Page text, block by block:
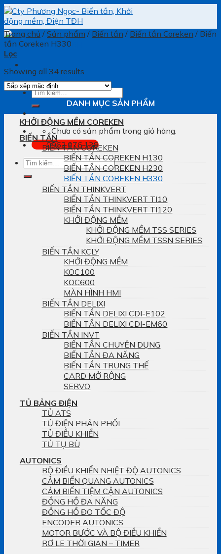
Skip
to
content
Tìm
Chưa có sản phẩm trong giỏ hàng.
0962.076.138
Tìm
Trang chủ / Sản phẩm / Biến tần / Biến tần Coreken / Biến
tần Coreken H330
Lọc
Showing all 34 results
DANH MỤC SẢN PHẨM
KHỞI ĐỘNG MỀM COREKEN
BIẾN TẦN
BIẾN TẦN COREKEN
BIẾN TẦN COREKEN H130
BIẾN TẦN COREKEN H230
BIẾN TẦN COREKEN H330
BIẾN TẦN THINKVERT
BIẾN TẦN THINKVERT TI10
BIẾN TẦN THINKVERT TI120
KHỞI ĐỘNG MỀM
KHỞI ĐỘNG MỀM TSS SERIES
KHỞI ĐỘNG MỀM TSSN SERIES
BIẾN TẦN KCLY
KHỞI ĐỘNG MỀM
KOC100
KOC600
MÀN HÌNH HMI
BIẾN TẦN DELIXI
BIẾN TẦN DELIXI CDI-E102
BIẾN TẦN DELIXI CDI-EM60
BIẾN TẦN INVT
BIẾN TẦN CHUYÊN DỤNG
BIẾN TẦN ĐA NĂNG
BIẾN TẦN TRUNG THẾ
CARD MỞ RỘNG
SERVO
TỦ BẢNG ĐIỆN
TỦ ATS
TỦ ĐIỆN PHÂN PHỐI
TỦ ĐIỀU KHIỂN
TỦ TỤ BÙ
AUTONICS
BỘ ĐIỀU KHIỂN NHIỆT ĐỘ AUTONICS
CẢM BIẾN QUANG AUTONICS
CẢM BIẾN TIỆM CẬN AUTONICS
ĐỒNG HỒ ĐA NĂNG
ĐỒNG HỒ ĐO TỐC ĐỘ
ENCODER AUTONICS
MOTOR BƯỚC VÀ BỘ ĐIỀU KHIỂN
RƠ LE THỜI GIAN – TIMER